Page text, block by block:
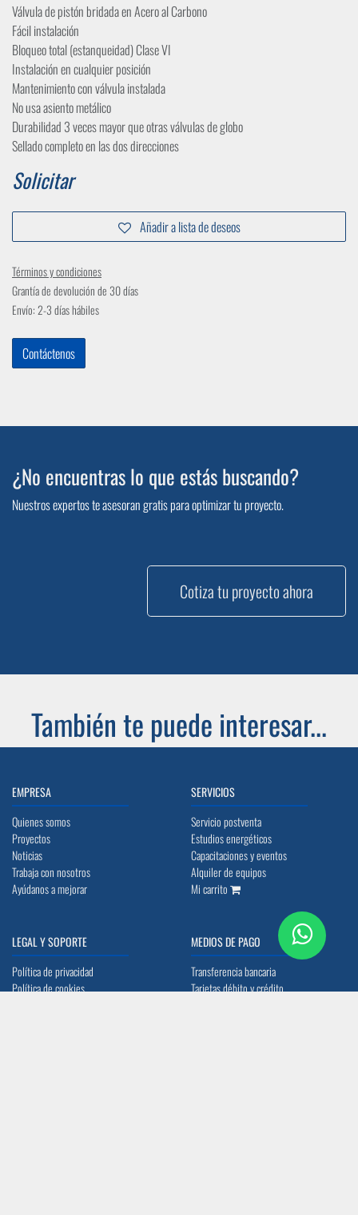
Válvula de pistón bridada en Acero al Carbono
Fácil instalación
Bloqueo total (estanqueidad) Clase VI
Instalación en cualquier posición
Mantenimiento con válvula instalada
No usa asiento metálico
Durabilidad 3 veces mayor que otras válvulas de globo
Sellado completo en las dos direcciones
Solicitar
Añadir a lista de deseos
Términos y condiciones
Grantía de devolución de 30 días
Envío: 2-3 días hábiles
Contáctenos
¿No encuentras lo que estás buscando?
Nuestros expertos te asesoran gratis para optimizar tu proyecto.
Cotiza tu proyecto ahora
También te puede interesar...
EMPRESA
Quienes somos
Proyectos
Noticias
Trabaja con nosotros
Ayúdanos a mejorar
SERVICIOS
Servicio postventa
Estudios energéticos
Capacitaciones y eventos
Alquiler de equipos
Mi carrito
LEGAL Y SOPORTE
Política de privacidad
Política de cookies
MEDIOS DE PAGO
Transferencia bancaria
Tarjetas débito y crédito